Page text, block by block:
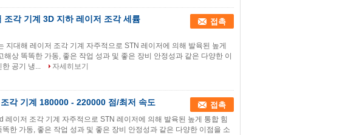
각 기계 3D 지하 레이저 조각 세륨
접촉
지대해 레이저 조각 기계 자주적으로 STN 레이저에 의해 발육된 높게
상 똑똑한 가동, 좋은 작업 성과 및 좋은 장비 안정성과 같은 다양한 이
한 공기 냉...
자세히보기
각 기계 180000 - 220000 점/최저 속도 접촉
레이저 조각 기계 자주적으로 STN 레이저에 의해 발육된 높게 통합 힘
한 가동, 좋은 작업 성과 및 좋은 장비 안정성과 같은 다양한 이점을 소